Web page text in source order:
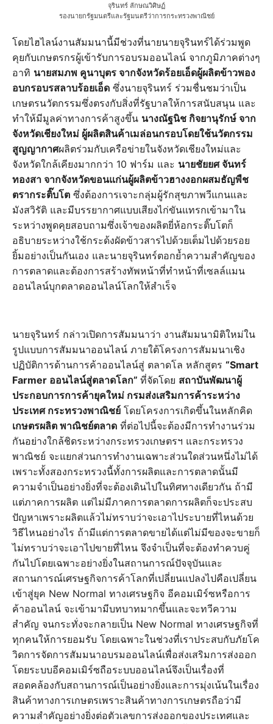
จุรินทร์ ลักษณวิศิษฏ์
รองนายกรัฐมนตรีและรัฐมนตรีว่าการกระทรวงพาณิชย์
โดยไฮไลน์งานสัมมนานี้มีช่วงที่นายนายจุรินทร์ได้ร่วมพูด
คุยกับเกษตรกรผู้เข้ารับการอบรมออนไลน์ จากภูมิภาคต่างๆ
อาทิ นายสมภพ คูนาบุตร จากจังหวัดร้อยเอ็ดผู้ผลิตข้าวพอง
อบกรอบรสลาบร้อยเอ็ด ซึ่งนายจุรินทร์ ร่วมชื่นชมว่าเป็น
เกษตรนวัตกรรมซึ่งตรงกับสิ่งที่รัฐบาลให้การสนับสนุน และ
ทำให้มีมูลค่าทางการค้าสูงขึ้น นางณัฐนิช กิจยานุรักษ์ จาก
จังหวัดเชียงใหม่ ผู้ผลิตสินค้าเมล่อนกรอบโดยใช้นวัตกรรม
สูญญากาศผลิตร่วมกับเครือข่ายในจังหวัดเชียงใหม่และ
จังหวัดใกล้เคียงมากกว่า 10 ฟาร์ม และ นายชัยยศ จันทร์
ทองสา จากจังหวัดขอนแก่นผู้ผลิตข้าวฮางงอกผสมธัญพืช
ตรากระติ๊บโต ซึ่งต้องการเจาะกลุ่มผู้รักสุขภาพวีแกนและ
มังสวิรัติ และมีบรรยากาศแบบเสียงไก่ขันแทรกเข้ามาใน
ระหว่างพูดคุยสอบถามซึ่งเจ้าของผลิตยี่ห้อกระติ๊บโตก็
อธิบายระหว่างใช้กระด้งผัดข้าวสารไปด้วยเต็มไปด้วยรอย
ยิ้มอย่างเป็นกันเอง และนายจุรินทร์ตอกย้ำความสำคัญของ
การตลาดและต้องการสร้างทัพหน้าที่ทำหน้าที่เซลล์แมน
ออนไลน์บุกตลาดออนไลน์โลกให้สำเร็จ
นายจุรินทร์ กล่าวเปิดการสัมมนาว่า งานสัมมนามิติใหม่ใน
รูปแบบการสัมมนาออนไลน์ ภายใต้โครงการสัมมนาเชิง
ปฏิบัติการด้านการค้าออนไลน์สู่ ตลาดโล หลักสูตร “Smart
Farmer ออนไลน์สู่ตลาดโลก” ที่จัดโดย สถาบันพัฒนาผู้
ประกอบการการค้ายุคใหม่ กรมส่งเสริมการค้าระหว่าง
ประเทศ กระทรวงพาณิชย์ โดยโครงการเกิดขึ้นในหลักคิด
เกษตรผลิต พาณิชย์ตลาด ที่ต่อไปนี้จะต้องมีการทำงานร่วม
กันอย่างใกล้ชิดระหว่างกระทรวงเกษตรฯ และกระทรวง
พาณิชย์ จะแยกส่วนการทำงานเฉพาะส่วนใดส่วนหนึ่งไม่ได้
เพราะทั้งสองกระทรวงนี้ทั้งการผลิตและการตลาดนั้นมี
ความจำเป็นอย่างยิ่งที่จะต้องเดินไปในทิศทางเดียวกัน ถ้ามี
แต่ภาคการผลิต แต่ไม่มีภาคการตลาดการผลิตก็จะประสบ
ปัญหาเพราะผลิตแล้วไม่ทราบว่าจะเอาไประบายที่ไหนด้วย
วิธีไหนอย่างไร ถ้ามีแต่การตลาดขายได้แต่ไม่มีของจะขายก็
ไม่ทราบว่าจะเอาไปขายที่ไหน จึงจำเป็นที่จะต้องทำควบคู่
กันไปโดยเฉพาะอย่างยิ่งในสถานการณ์ปัจจุบันและ
สถานการณ์เศรษฐกิจการค้าโลกที่เปลี่ยนแปลงไปคือเปลี่ยน
เข้าสู่ยุค New Normal ทางเศรษฐกิจ อีคอมเมิร์ซหรือการ
ค้าออนไลน์ จะเข้ามามีบทบาทมากขึ้นและจะทวีความ
สำคัญ จนกระทั่งจะกลายเป็น New Normal ทางเศรษฐกิจที่
ทุกคนให้การยอมรับ โดยเฉพาะในช่วงที่เราประสบกับภัยโค
วิดการจัดการสัมมนาอบรมออนไลน์เพื่อส่งเสริมการส่งออก
โดยระบบอีคอมเมิร์ซถือระบบออนไลน์จึงเป็นเรื่องที่
สอดคล้องกับสถานการณ์เป็นอย่างยิ่งและการมุ่งเน้นในเรื่อง
สินค้าทางการเกษตรเพราะสินค้าทางการเกษตรถือว่ามี
ความสำคัญอย่างยิ่งต่อตัวเลขการส่งออกของประเทศและ